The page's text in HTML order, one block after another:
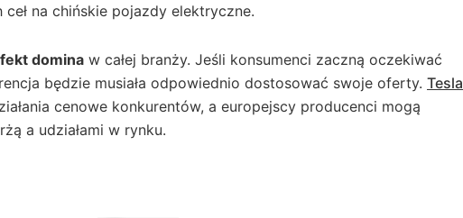
na chińskie pojazdy elektryczne.
domina w całej branży. Jeśli konsumenci zaczną oczekiwać
będzie musiała odpowiednio dostosować swoje oferty. Tesla
cenowe konkurentów, a europejscy producenci mogą
a udziałami w rynku.